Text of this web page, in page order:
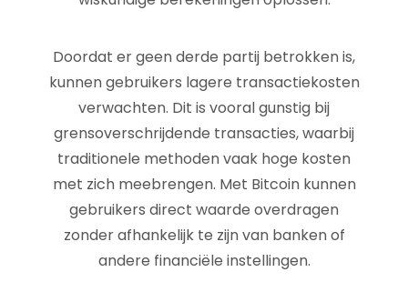
Doordat er geen derde partij betrokken is,
kunnen gebruikers lagere transactiekosten
verwachten. Dit is vooral gunstig bij
grensoverschrijdende transacties, waarbij
traditionele methoden vaak hoge kosten
met zich meebrengen. Met Bitcoin kunnen
gebruikers direct waarde overdragen
zonder afhankelijk te zijn van banken of
andere financiële instellingen.